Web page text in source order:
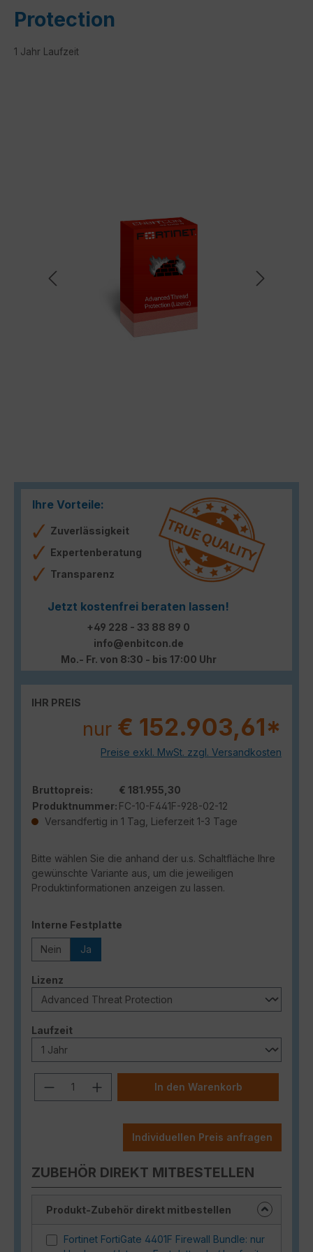
Protection
1 Jahr Laufzeit
Ihre Vorteile:
Zuverlässigkeit
Expertenberatung
Transparenz
Jetzt kostenfrei beraten lassen!
+49 228 - 33 88 89 0
info@enbitcon.de
Mo.- Fr. von 8:30 - bis 17:00 Uhr
IHR PREIS
nur € 152.903,61*
Preise exkl. MwSt. zzgl. Versandkosten
Bruttopreis:
€ 181.955,30
Produktnummer: FC-10-F441F-928-02-12
Versandfertig in 1 Tag, Lieferzeit 1-3 Tage
Bitte wählen Sie die anhand der u.s. Schaltfläche Ihre
gewünschte Variante aus, um die jeweiligen
Produktinformationen anzeigen zu lassen.
Interne Festplatte
Nein Ja
Lizenz
Laufzeitauswählen
Produkt Anzahl: Gib den
In den Warenkorb
Individuellen Preis anfragen
ZUBEHÖR DIREKT MITBESTELLEN
Produkt-Zubehör direkt mitbestellen
Fortinet FortiGate 4401F Firewall Bundle: nur